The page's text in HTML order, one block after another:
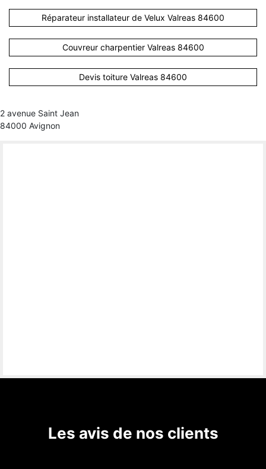
Réparateur installateur de Velux Valreas 84600
Couvreur charpentier Valreas 84600
Devis toiture Valreas 84600
2 avenue Saint Jean
84000 Avignon
Les avis de nos clients